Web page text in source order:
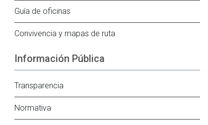
Guía de oficinas
Convivencia y mapas de ruta
Información Pública
Transparencia
Normativa